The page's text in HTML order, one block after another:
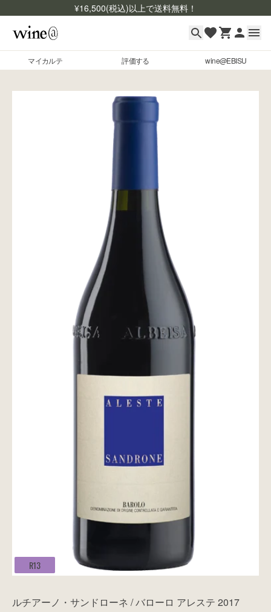
¥16,500(税込)以上で送料無料！
マイカルテ 評価する wine@EBISU
マイカルテ
wine@とは
R13
ルチアーノ・サンドローネ / バローロ アレステ 2017